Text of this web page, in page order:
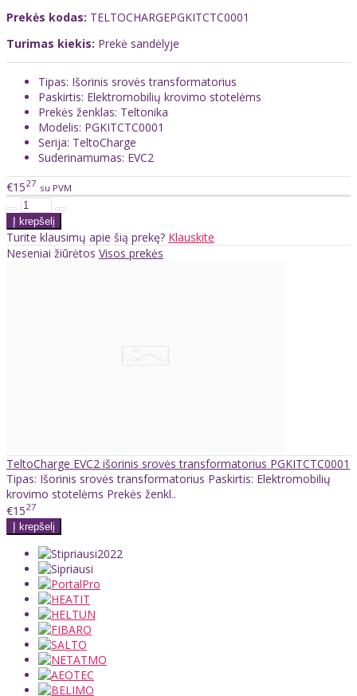
Prekės kodas: TELTOCHARGEPGKITCTC0001
Turimas kiekis: Prekė sandėlyje
Tipas: Išorinis srovės transformatorius
Paskirtis: Elektromobilių krovimo stotelėms
Prekės ženklas: Teltonika
Modelis: PGKITCTC0001
Serija: TeltoCharge
Suderinamumas: EVC2
€1527 su PVM
Turite klausimų apie šią prekę? Klauskite
Neseniai žiūrėtos Visos prekės
TeltoCharge EVC2 išorinis srovės transformatorius PGKITCTC0001
Tipas: Išorinis srovės transformatorius Paskirtis: Elektromobilių
krovimo stotelėms Prekės ženkl..
€1527